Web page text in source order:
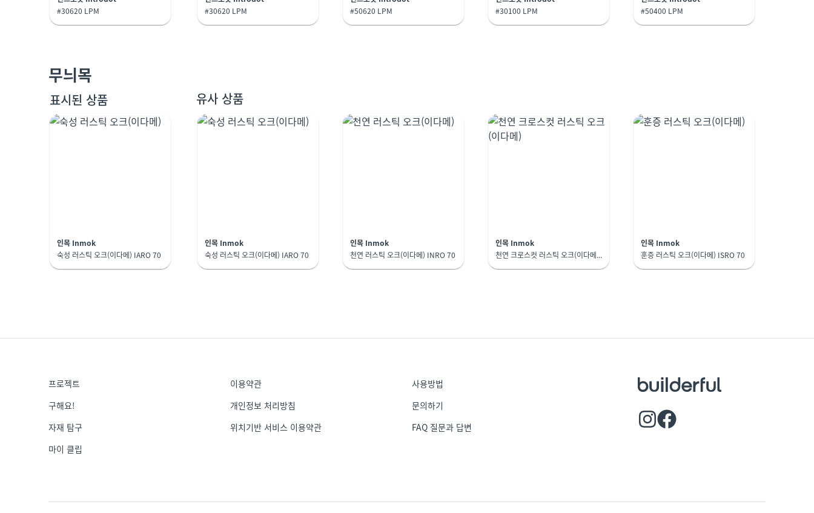
#30620 LPM
#30620 LPM
#50620 LPM
#30100 LPM
#50400 LPM
무늬목
표시된 상품
인목 Inmok
숙성 러스틱 오크(이다메) IARO 70
유사 상품
인목 Inmok
숙성 러스틱 오크(이다메) IARO 70
인목 Inmok
천연 러스틱 오크(이다메) INRO 70
인목 Inmok
천연 크로스컷 러스틱 오크(이다메) ICRO 70
인목 Inmok
훈증 러스틱 오크(이다메) ISRO 70
프로젝트
구해요!
자재 탐구
마이 클립
이용약관
개인정보 처리방침
위치기반 서비스 이용약관
사용방법
문의하기
FAQ 질문과 답변